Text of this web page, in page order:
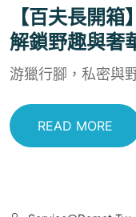
【百夫長開
解鎖野趣與奢
游獵行腳，私密與
READ MORE